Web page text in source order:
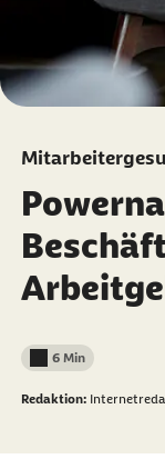
Lesedauer weniger als
6 Min
Redaktion: